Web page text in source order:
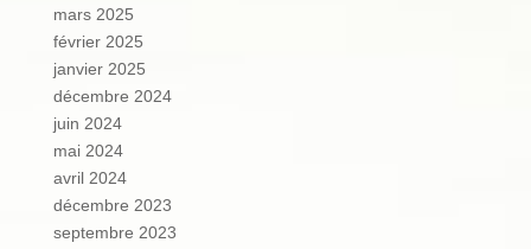
mars 2025
février 2025
janvier 2025
décembre 2024
juin 2024
mai 2024
avril 2024
décembre 2023
septembre 2023